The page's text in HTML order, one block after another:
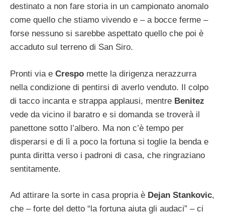
destinato a non fare storia in un campionato anomalo
come quello che stiamo vivendo e – a bocce ferme –
forse nessuno si sarebbe aspettato quello che poi è
accaduto sul terreno di San Siro.
Pronti via e Crespo mette la dirigenza nerazzurra
nella condizione di pentirsi di averlo venduto. Il colpo
di tacco incanta e strappa applausi, mentre Benitez
vede da vicino il baratro e si domanda se troverà il
panettone sotto l’albero. Ma non c’è tempo per
disperarsi e di lì a poco la fortuna si toglie la benda e
punta diritta verso i padroni di casa, che ringraziano
sentitamente.
Ad attirare la sorte in casa propria è Dejan Stankovic,
che – forte del detto “la fortuna aiuta gli audaci” – ci